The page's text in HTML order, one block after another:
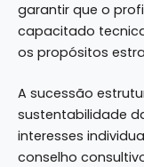
garantir que o
capacitado
os propósitos
A sucessão
sustentabilidade
interesses
conselho